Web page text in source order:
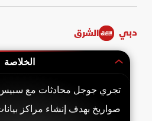
دبي الشرق
الخلاصة
تجري جوجل محادثات مع
صواريخ بهدف إنشاء مراكز